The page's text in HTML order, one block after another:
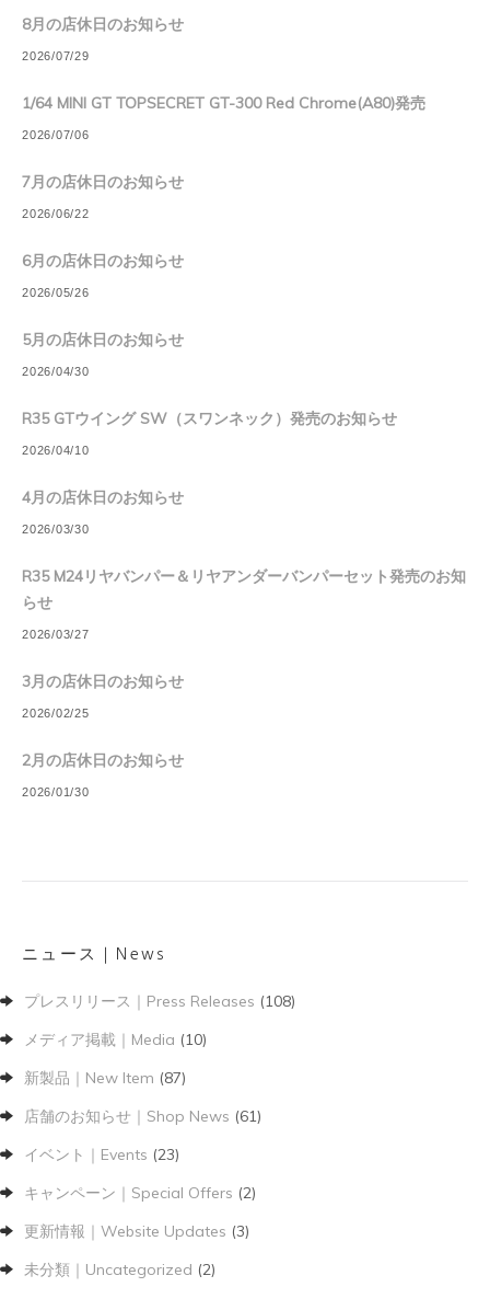
8月の店休日のお知らせ
2026/07/29
1/64 MINI GT TOPSECRET GT-300 Red Chrome(A80)発売
2026/07/06
7月の店休日のお知らせ
2026/06/22
6月の店休日のお知らせ
2026/05/26
5月の店休日のお知らせ
2026/04/30
R35 GTウイング SW（スワンネック）発売のお知らせ
2026/04/10
4月の店休日のお知らせ
2026/03/30
R35 M24リヤバンパー＆リヤアンダーバンパーセット発売のお知
らせ
2026/03/27
3月の店休日のお知らせ
2026/02/25
2月の店休日のお知らせ
2026/01/30
ニュース｜News
プレスリリース｜Press Releases (108)
メディア掲載｜Media (10)
新製品｜New Item (87)
店舗のお知らせ｜Shop News (61)
イベント｜Events (23)
キャンペーン｜Special Offers (2)
更新情報｜Website Updates (3)
未分類｜Uncategorized (2)